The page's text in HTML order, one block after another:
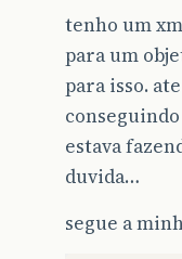
tenho um
para um
para isso.
estava
duvida…
segue a